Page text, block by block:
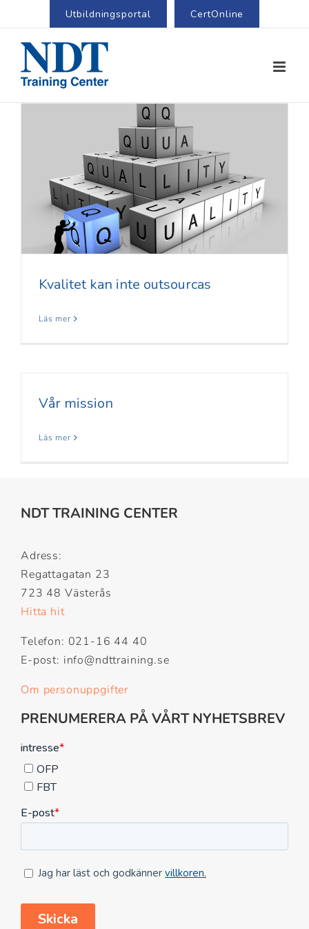
Utbildningsportal CertOnline
Kvalitet kan inte outsourcas
Läs mer
Vår mission
Läs mer
NDT TRAINING CENTER
Adress:
Regattagatan 23
723 48 Västerås
Hitta hit
Telefon: 021-16 44 40
E-post: info@ndttraining.se
Om personuppgifter
PRENUMERERA PÅ VÅRT NYHETSBREV